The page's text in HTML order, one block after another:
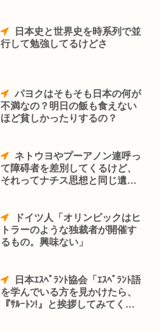
行して勉強してるけどさ
パヨクはそもそも日本の何が
不満なの？明日の飯も食えない
ほど貧しかったりするの？
ネトウヨやプーアノン連呼っ
て障碍者を差別してくるけど、
それってナチス思想と同じ遺伝
トラーのような独裁者が開催す
るもの。興味ない」
を学んでいる方を見かけたら、
『ｻﾙｰﾄﾝ!』と挨拶してみてくだ